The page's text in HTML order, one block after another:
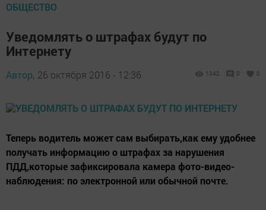
ОБЩЕСТВО
Уведомлять о штрафах будут по
Интернету
Автор, 26 октября 2016 - 12:36 1342 0 0
Теперь водитель может сам выбирать,как ему удобнее
получать информацию о штрафах за нарушения
ПДД,которые зафиксировала камера фото-видео-
наблюдения: по электронной или обычной почте.